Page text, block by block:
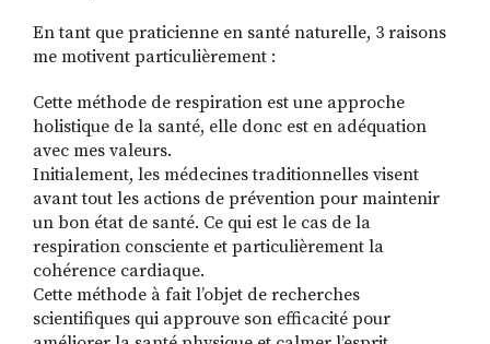
En tant que praticienne en santé naturelle, 3 raisons
me motivent particulièrement :
Cette méthode de respiration est une approche
holistique de la santé, elle donc est en adéquation
avec mes valeurs.
Initialement, les médecines traditionnelles visent
avant tout les actions de prévention pour maintenir
un bon état de santé. Ce qui est le cas de la
respiration consciente et particulièrement la
cohérence cardiaque.
Cette méthode à fait l’objet de recherches
scientifiques qui approuve son efficacité pour